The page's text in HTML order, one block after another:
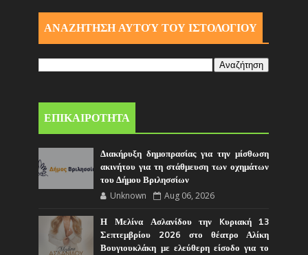
ΑΝΑΖΗΤΗΣΗ ΑΥΤΟΎ ΤΟΥ ΙΣΤΟΛΟΓΙΟΥ
ΕΠΙΚΑΙΡΟΤΗΤΑ
Διακήρυξη δημοπρασίας για την μίσθωση
ακινήτου για τη στάθμευση των οχημάτων
του Δήμου Βριλησσίων
Unknown Aug 06, 2026
Η Μελίνα Ασλανίδου την Kυριακή 13
Σεπτεμβρίου 2026 στο θέατρο Αλίκη
Βουγιουκλάκη με ελεύθερη είσοδο για το